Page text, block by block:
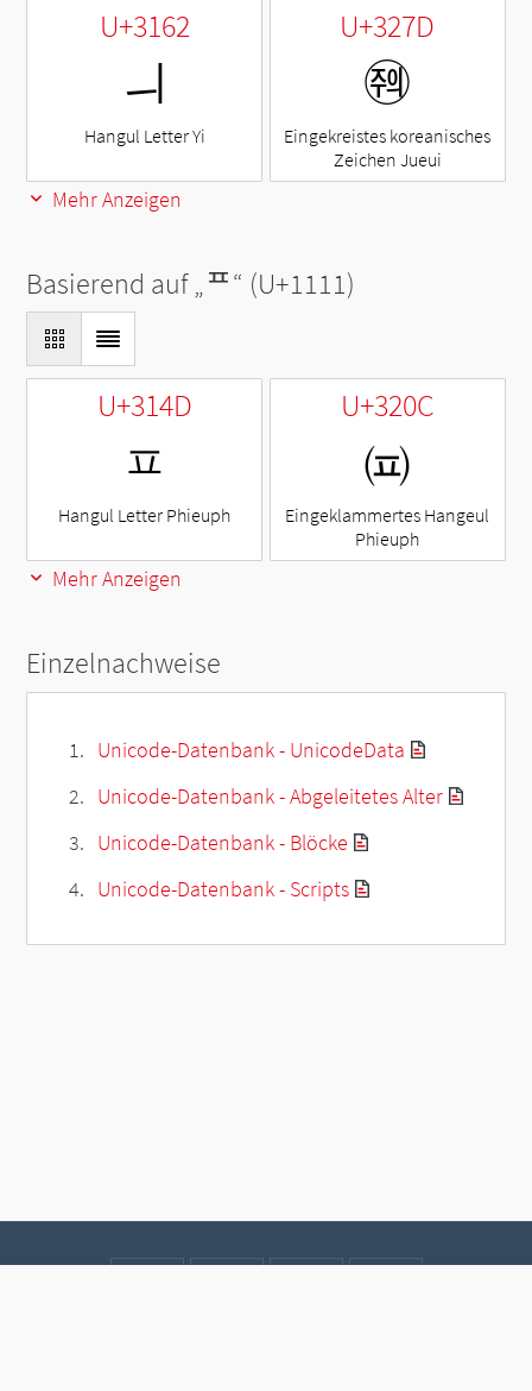
U+3162
ㅢ
Hangul Letter Yi
U+327D
㉽
Eingekreistes koreanisches
Zeichen Jueui
Mehr Anzeigen
Basierend auf „ᄑ“ (U+1111)
U+314D
ㅍ
Hangul Letter Phieuph
U+320C
㈌
Eingeklammertes Hangeul
Phieuph
Mehr Anzeigen
Einzelnachweise
Unicode-Datenbank - UnicodeData
Unicode-Datenbank - Abgeleitetes Alter
Unicode-Datenbank - Blöcke
Unicode-Datenbank - Scripts